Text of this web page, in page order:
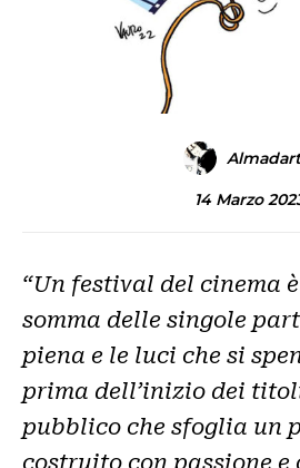
14 Marzo
“Un festival del cinema
somma delle singole
piena e le luci che si
prima dell’inizio dei
pubblico che sfoglia un